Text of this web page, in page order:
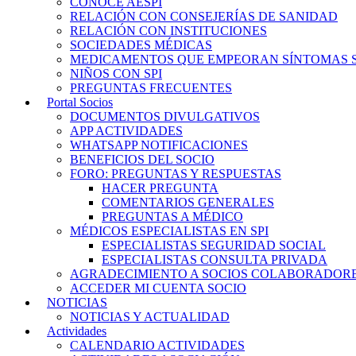
RELACIÓN CON CONSEJERÍAS DE SANIDAD
RELACIÓN CON INSTITUCIONES
SOCIEDADES MÉDICAS
MEDICAMENTOS QUE EMPEORAN SÍNTOMAS
NIÑOS CON SPI
PREGUNTAS FRECUENTES
Portal Socios
DOCUMENTOS DIVULGATIVOS
APP ACTIVIDADES
WHATSAPP NOTIFICACIONES
BENEFICIOS DEL SOCIO
FORO: PREGUNTAS Y RESPUESTAS
HACER PREGUNTA
COMENTARIOS GENERALES
PREGUNTAS A MÉDICO
MÉDICOS ESPECIALISTAS EN SPI
ESPECIALISTAS SEGURIDAD SOCIAL
ESPECIALISTAS CONSULTA PRIVADA
AGRADECIMIENTO A SOCIOS
ACCEDER MI CUENTA SOCIO
NOTICIAS
NOTICIAS Y ACTUALIDAD
Actividades
CALENDARIO ACTIVIDADES